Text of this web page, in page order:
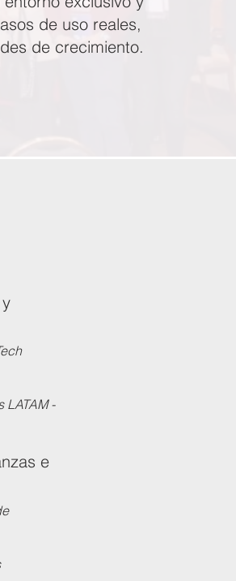
de uso reales,
de crecimiento.
LATAM -
e